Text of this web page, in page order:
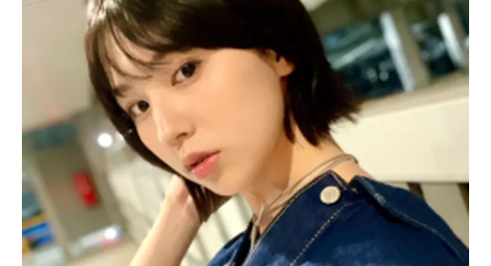
新規会員登録・ログイン